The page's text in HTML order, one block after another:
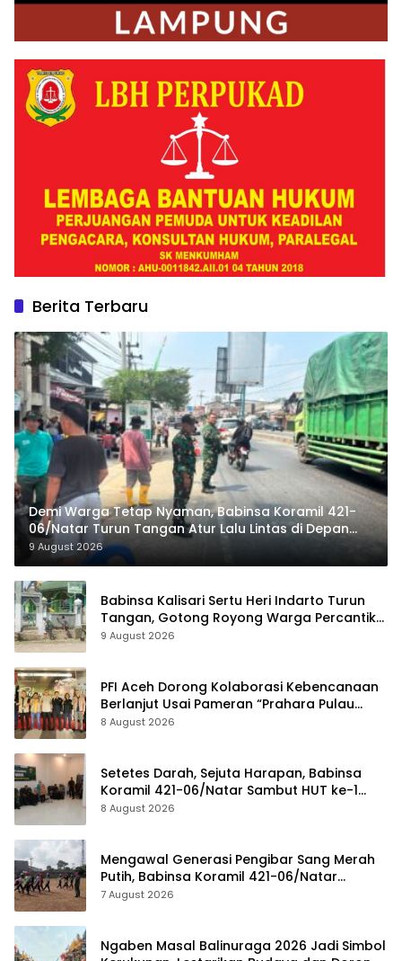
Berita Terbaru
Demi Warga Tetap Nyaman, Babinsa Koramil 421-
06/Natar Turun Tangan Atur Lalu Lintas di Depan
Masjid Baiturrohim
9 August 2026
Babinsa Kalisari Sertu Heri Indarto Turun
Tangan, Gotong Royong Warga Percantik
Masjid Miftahussalam
9 August 2026
PFI Aceh Dorong Kolaborasi Kebencanaan
Berlanjut Usai Pameran “Prahara Pulau
Emas”
8 August 2026
Setetes Darah, Sejuta Harapan, Babinsa
Koramil 421-06/Natar Sambut HUT ke-1
Kodam XXI/Radin Inten
8 August 2026
Mengawal Generasi Pengibar Sang Merah
Putih, Babinsa Koramil 421-06/Natar
Gembleng Paskibra di Dua Kecamatan
7 August 2026
Ngaben Masal Balinuraga 2026 Jadi Simbol